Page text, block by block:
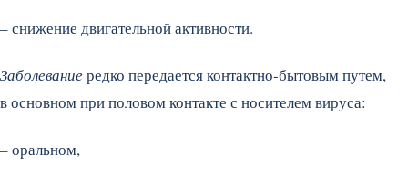
– снижение двигательной активности.
Заболевание редко передается контактно-бытовым путем,
в основном при половом контакте с носителем вируса:
– оральном,